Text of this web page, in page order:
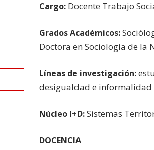
Cargo: Docente Trabajo
Grados Académicos:
Doctora en Sociología de la
Líneas de investigación:
desigualdad e informalidad
Núcleo I+D:Sistemas
DOCENCIA